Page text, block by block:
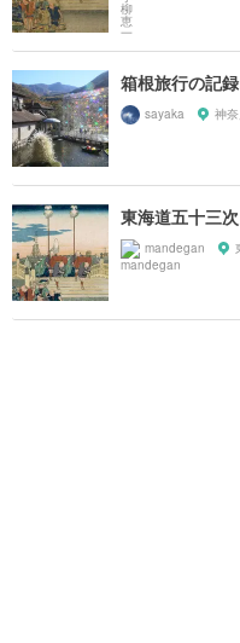
箱根旅行の記録
sayaka 神
東海道五十三
mandegan